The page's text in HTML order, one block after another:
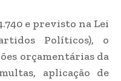
e previsto na Lei
Políticos), o
orçamentárias da
aplicação de